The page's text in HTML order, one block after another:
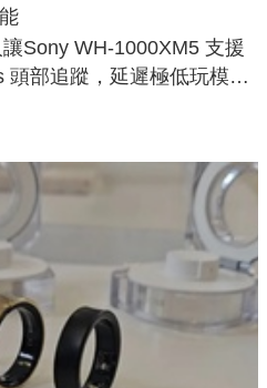
讓Sony WH-1000XM5 支援
頭部追蹤，延遲極低玩模擬